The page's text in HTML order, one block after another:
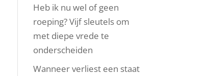
Heb ik nu wel of geen
roeping? Vijf sleutels om
met diepe vrede te
onderscheiden
Wanneer verliest een staat